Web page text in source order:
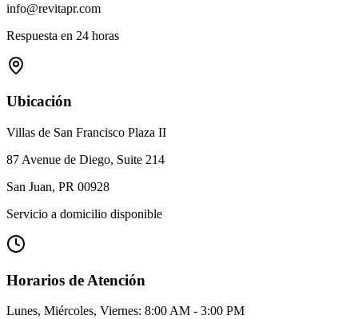
info@revitapr.com
Respuesta en 24 horas
Ubicación
Villas de San Francisco Plaza II
87 Avenue de Diego, Suite 214
San Juan, PR 00928
Servicio a domicilio disponible
Horarios de Atención
Lunes, Miércoles, Viernes: 8:00 AM - 3:00 PM